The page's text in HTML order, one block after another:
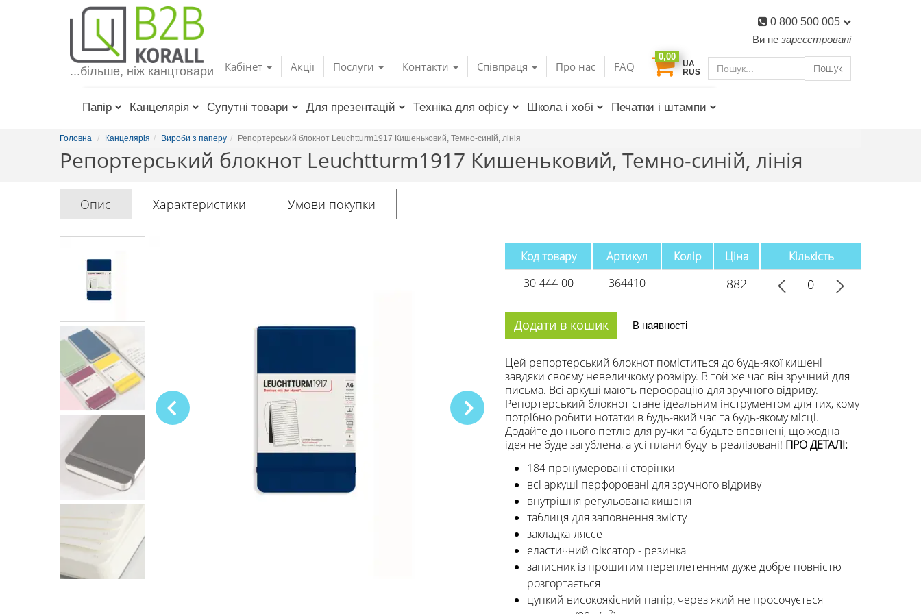
Toggle
navigation
Пошук
UA
RUS
0,00
Ви не зареєстровані
0 800 500 005
Кабінет Акції Послуги Контакти Співпраця Про нас FAQ
...більше, ніж канцтовари
Папір Канцелярія Супутні товари Для презентацій Техніка для офісу Школа і хобі Печатки і штампи
Головна Канцелярія Вироби з паперу Репортерський блокнот Leuchtturm1917 Кишеньковий, Темно-синій, лінія
Репортерський блокнот Leuchtturm1917 Кишеньковий, Темно-синій, лінія
Опис Характеристики Умови покупки
Код товару Артикул Колір Ціна
Кількість
30-444-00
364410 882
Додати в кошик В наявності
Цей репортерський блокнот поміститься до будь-якої кишені
завдяки своєму невеличкому розміру. В той же час він зручний для
письма. Всі аркуші мають перфорацію для зручного відриву.
Репортерський блокнот стане ідеальним інструментом для тих, кому
потрібно робити нотатки в будь-який час та будь-якому місці.
Додайте до нього петлю для ручки та будьте впевнені, що жодна
ідея не буде загублена, а усі плани будуть реалізовані! ПРО ДЕТАЛІ:
184 пронумеровані сторінки
всі аркуші перфоровані для зручного відриву
внутрішня регульована кишеня
таблиця для заповнення змісту
закладка-ляссе
еластичний фіксатор - резинка
записник із прошитим переплетенням дуже добре повністю
розгортається
цупкий високоякісний папір, через який не просочується